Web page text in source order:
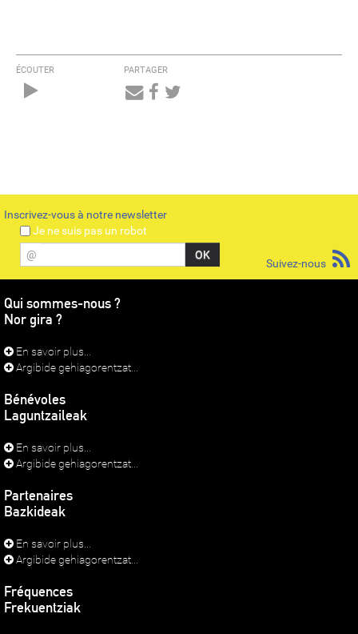
ÉCOUTER PARTAGER
Inscrivez-vous à notre newsletter
Je ne suis pas un robot
@
Suivez-nous
Qui sommes-nous ?
Nor gira ?
En savoir plus...
Argibide gehiagorentzat...
Bénévoles
Laguntzaileak
En savoir plus...
Argibide gehiagorentzat...
Partenaires
Bazkideak
En savoir plus...
Argibide gehiagorentzat...
Fréquences
Frekuentziak